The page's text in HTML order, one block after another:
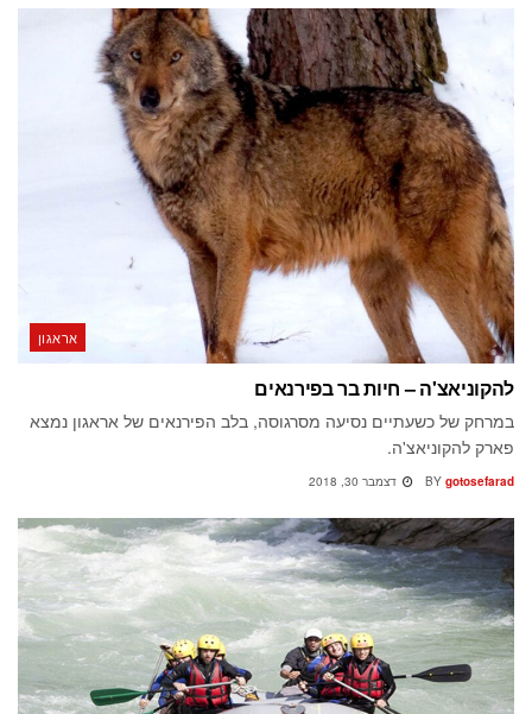
אראגון
להקוניאצ'ה – חיות בר בפירנאים
במרחק של כשעתיים נסיעה מסרגוסה, בלב הפירנאים של אראגון נמצא
פארק להקוניאצ'ה.
BY gotosefarad דצמבר 30, 2018